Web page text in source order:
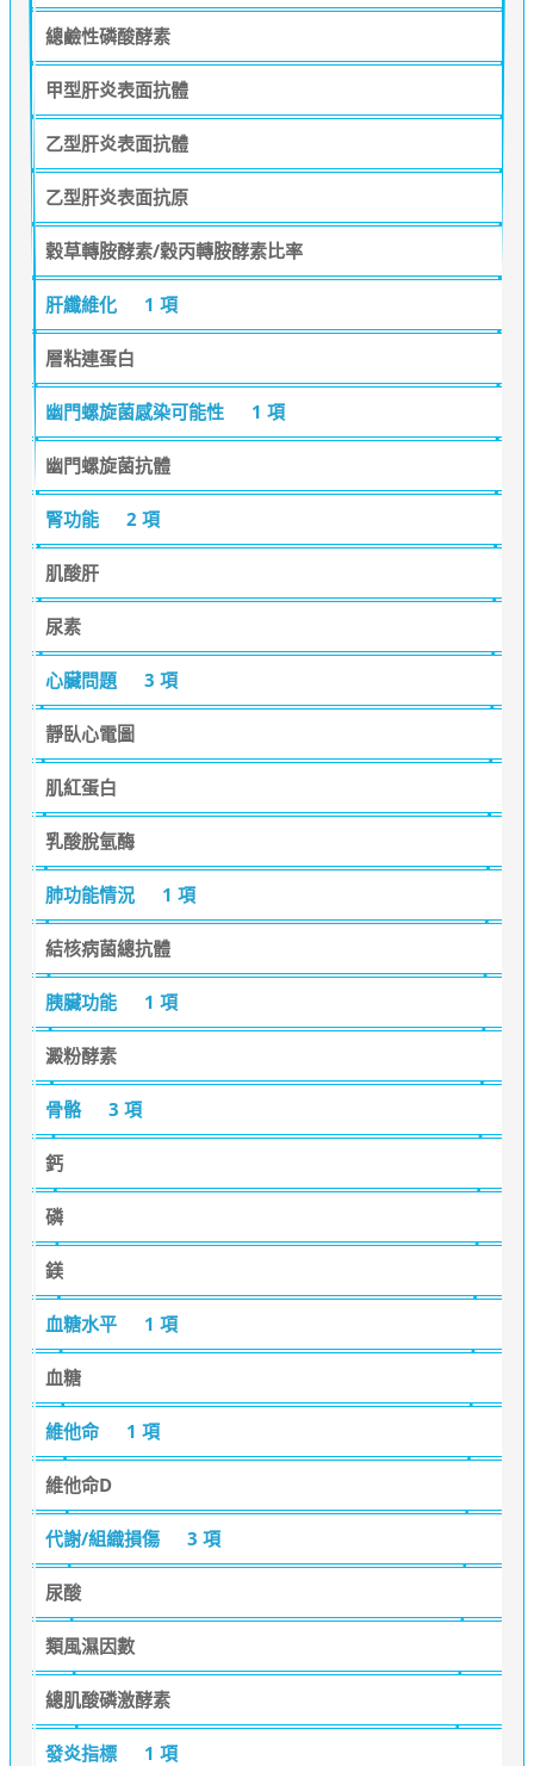
總鹼性磷酸酵素
甲型肝炎表面抗體
乙型肝炎表面抗體
乙型肝炎表面抗原
穀草轉胺酵素/穀丙轉胺酵素比率
肝纖維化 1 項
層粘連蛋白
幽門螺旋菌感染可能性 1 項
幽門螺旋菌抗體
腎功能 2 項
肌酸肝
尿素
心臟問題 3 項
靜臥心電圖
肌紅蛋白
乳酸脫氫酶
肺功能情況 1 項
結核病菌總抗體
胰臟功能 1 項
澱粉酵素
骨骼 3 項
鈣
磷
鎂
血糖水平 1 項
血糖
維他命 1 項
維他命D
代謝/組織損傷 3 項
尿酸
類風濕因數
總肌酸磷激酵素
發炎指標 1 項